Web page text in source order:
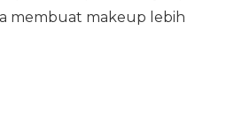
membuat makeup lebih